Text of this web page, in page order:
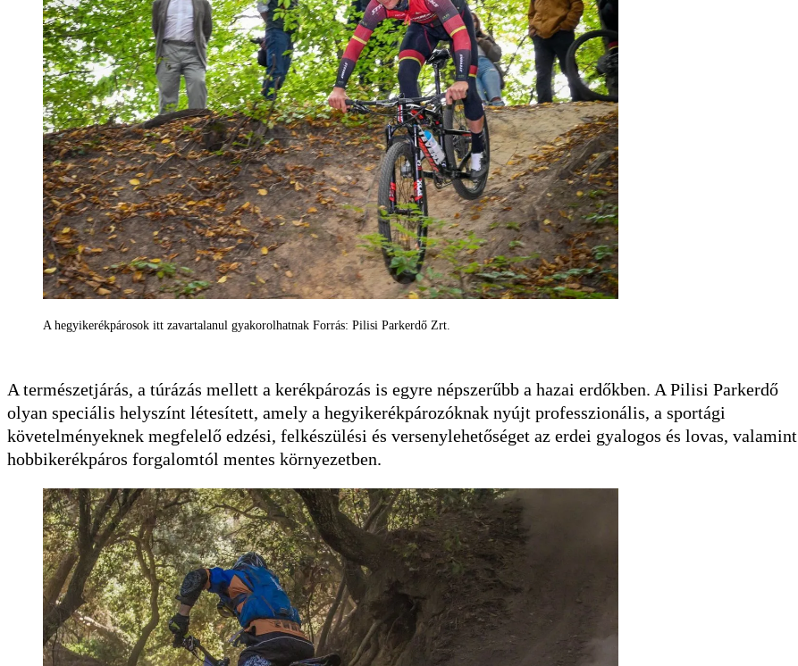
A hegyikerékpárosok itt zavartalanul gyakorolhatnak Forrás: Pilisi Parkerdő Zrt.
A természetjárás, a túrázás mellett a kerékpározás is egyre népszerűbb a hazai erdőkben. A Pilisi Parkerdő
olyan speciális helyszínt létesített, amely a hegyikerékpározóknak nyújt professzionális, a sportági
követelményeknek megfelelő edzési, felkészülési és versenylehetőséget az erdei gyalogos és lovas, valamint
hobbikerékpáros forgalomtól mentes környezetben.